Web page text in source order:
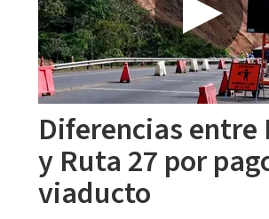
Diferencias entre
y Ruta 27 por
viaducto